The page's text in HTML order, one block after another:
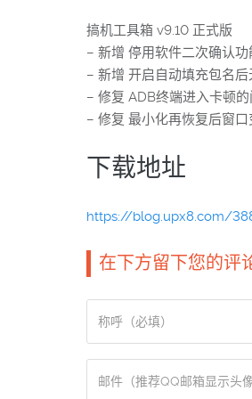
搞机工具箱 v9.10 正式版
– 新增 停用软件二次确认
– 新增 开启自动填充包名
– 修复 ADB终端进入卡顿
– 修复 最小化再恢复后窗
下载地址
https://blog.upx8.com/
在下方留下您的评